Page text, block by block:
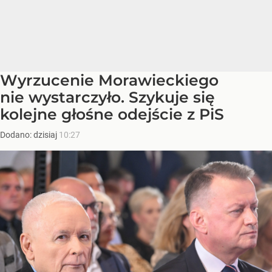
Wyrzucenie Morawieckiego
nie wystarczyło. Szykuje się
kolejne głośne odejście z PiS
Dodano:dzisiaj 10:27